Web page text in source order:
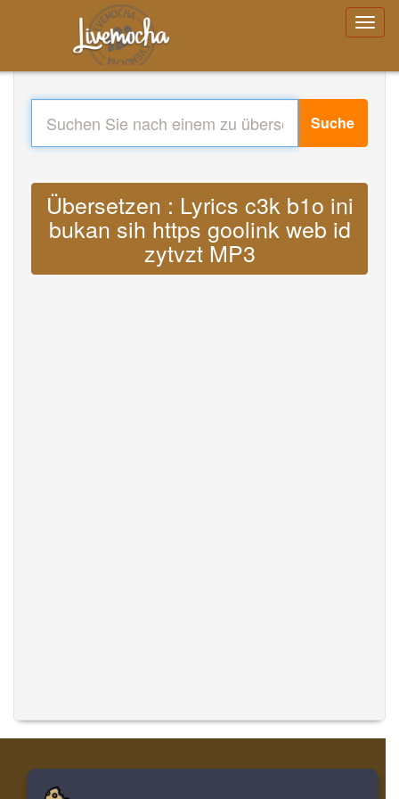
Suche
Übersetzen : Lyrics c3k b1o ini
bukan sih https goolink web id
zytvzt MP3